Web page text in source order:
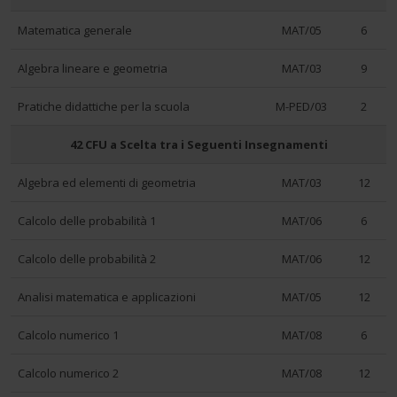
Utilizziamo i cookie per personalizzare contenuti ed
analizzare il nostro traffico. Condividiamo inoltre
nostri partner che si occupano di analisi dei dati web,
con altre informazioni che ha fornito loro o che hanno
Matematica generale MAT/05 6
Algebra lineare e geometria MAT/03 9
Pratiche didattiche per la scuola M-PED/03 2
42 CFU a Scelta tra i Seguenti Insegnamenti
Algebra ed elementi di geometria MAT/03 12
Calcolo delle probabilità 1 MAT/06 6
Calcolo delle probabilità 2 MAT/06 12
Analisi matematica e applicazioni MAT/05 12
Calcolo numerico 1 MAT/08 6
Calcolo numerico 2 MAT/08 12